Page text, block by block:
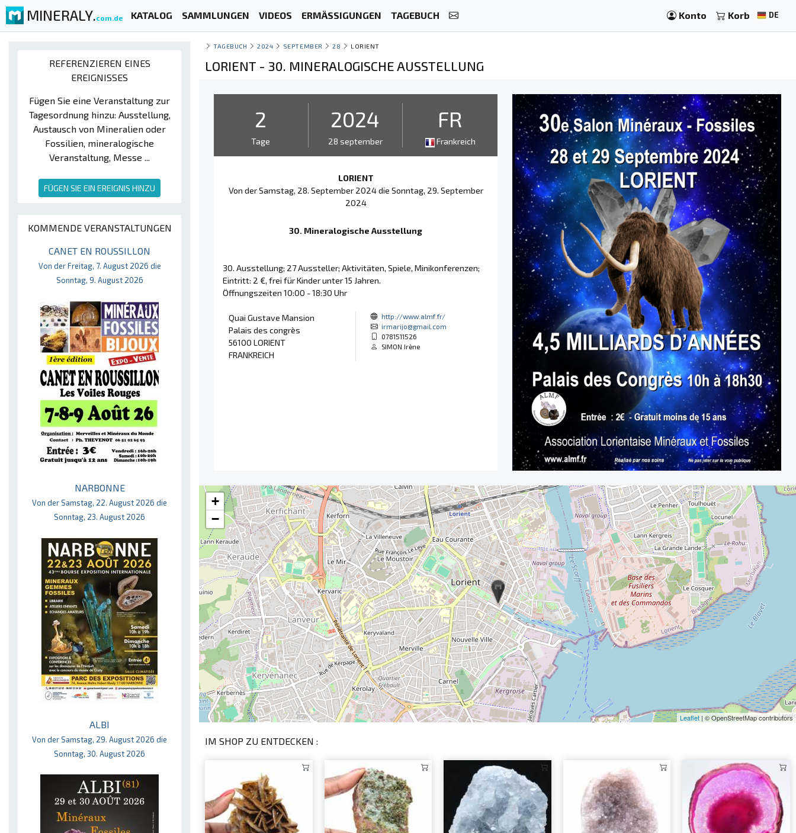
MINERALY.com.de KATALOG SAMMLUNGEN VIDEOS ERMÄSSIGUNGEN TAGEBUCH Konto Korb DE
REFERENZIEREN EINES
EREIGNISSES
Fügen Sie eine Veranstaltung zur
Tagesordnung hinzu: Ausstellung,
Austausch von Mineralien oder
Fossilien, mineralogische
Veranstaltung, Messe ...
FÜGEN SIE EIN EREIGNIS HINZU
KOMMENDE VERANSTALTUNGEN
CANET EN ROUSSILLON
Von der Freitag, 7. August 2026 die
Sonntag, 9. August 2026
NARBONNE
Von der Samstag, 22. August 2026 die
Sonntag, 23. August 2026
ALBI
Von der Samstag, 29. August 2026 die
Sonntag, 30. August 2026
TAGEBUCH 2024 SEPTEMBER 28 LORIENT
LORIENT - 30. MINERALOGISCHE AUSSTELLUNG
2
Tage
2024
28 september
FR
Frankreich
LORIENT
Von der Samstag, 28. September 2024 die Sonntag, 29. September
2024
30. Mineralogische Ausstellung
30. Ausstellung; 27 Aussteller; Aktivitäten, Spiele, Minikonferenzen;
Eintritt: 2 €, frei für Kinder unter 15 Jahren.
Öffnungszeiten 10:00 - 18:30 Uhr
Quai Gustave Mansion
Palais des congrès
56100 LORIENT
FRANKREICH
http://www.almf.fr/
irmarijo@gmail.com
0781511526
SIMON Irène
+
−
Leaflet| © OpenStreetMap contributors
IM SHOP ZU ENTDECKEN :